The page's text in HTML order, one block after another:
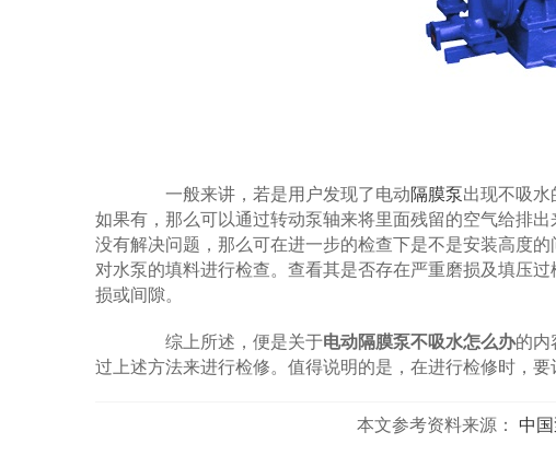
一般来讲，若是用户发现了电动隔膜泵出现不吸水
如果有，那么可以通过转动泵轴来将里面残留的空气给排
没有解决问题，那么可在进一步的检查下是不是安装高度
对水泵的填料进行检查。查看其是否存在严重磨损及填压
损或间隙。
综上所述，便是关于电动隔膜泵不吸水怎么办的内
过上述方法来进行检修。值得说明的是，在进行检修时，
本文参考资料来源： 中